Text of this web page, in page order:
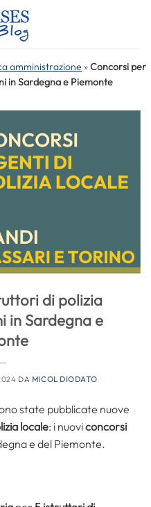
amministrazione »Concorsi per
in Sardegna e Piemonte
di polizia
in Sardegna e
DA MICOL DIODATO
state pubblicate nuove
locale: i nuoviconcorsi
e del Piemonte.